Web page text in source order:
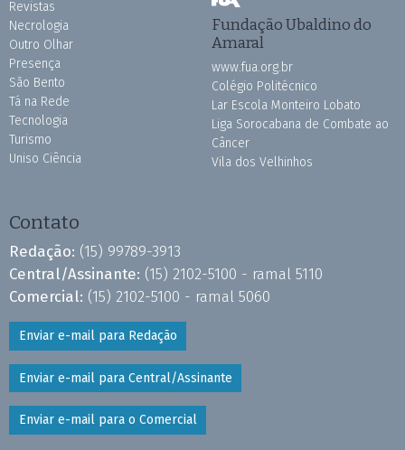
Revistas
Necrologia
Outro Olhar
Presença
São Bento
Tá na Rede
Tecnologia
Turismo
Uniso Ciência
Fundação Ubaldino do
Amaral
www.fua.org.br
Colégio Politécnico
Lar Escola Monteiro Lobato
Liga Sorocabana de Combate ao
Câncer
Vila dos Velhinhos
Contato
Redação: (15) 99789-3913
Central/Assinante: (15) 2102-5100 - ramal 5110
Comercial: (15) 2102-5100 - ramal 5060
Enviar e-mail para Redação
Enviar e-mail para Central/Assinante
Enviar e-mail para o Comercial